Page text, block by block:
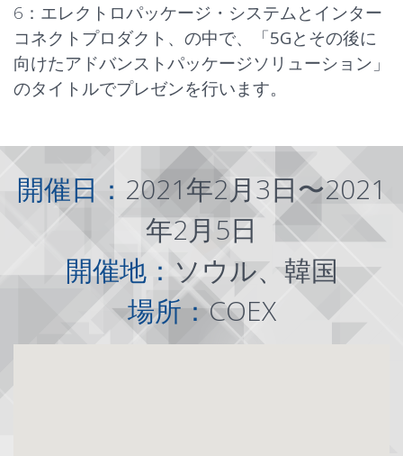
6：エレクトロパッケージ・システムとインター
コネクトプロダクト、の中で、「5Gとその後に
向けたアドバンストパッケージソリューション 」
のタイトルでプレゼンを行います。
開催日： 2021年2月3日〜2021
年2月5日
開催地：ソウル、韓国
場所：COEX